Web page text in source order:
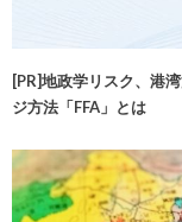
[PR]地政学リスク、港
ジ方法「FFA」とは